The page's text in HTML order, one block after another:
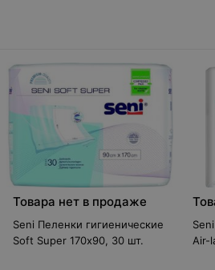
Товара нет в продаже
Seni Пеленки гигиенические
Soft Super 170х90, 30 шт.
Air-